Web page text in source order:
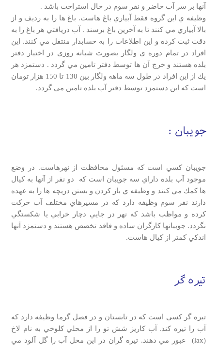
آنها بر سر آب حاضر و نفر سوم در حال استراحت باشد .
وظيفه ي اين گروه فقط آبياري باغ هاست. باغ ها را به رديف و از
بالا آبياري مي كنند تا به آخرين باغ برسند . آب دريافتي هر باغ را به
دقت ثبت كرده و اين اطلاعات را به حسابدار منتقل مي كنند. اين
افراد در تمام دوره ي ولگار بصورت شبانه روزي در اختيار دفتر
بلده هستند و خرج آن ها توسط دفتر تامين مي گردد . دستمزد هر
يك از اين افراد در طول سه ماهه ولگار بين 130 تا 150 هزار تومان
است كه اين دستمزد توسط دفتر آب بلده تامين مي گردد.
جويبان :
جويبان كسي است كه مسئول محافظت از نهرهاست. در وضع
موجود آب بلده داراي سه جويبان است كه دو نفر از آنها به كيال
ها كمك مي كنند و وظيفه ي باز كردن و بستن دريچه ها را به عهده
دارند نفر سوم وظيفه دارد كه در مسيرهاي مختلف آب حركت
كرده و مواظب باشد كه نهر در جايي دچار خرابي يا شكستگي
نگردد. جويبانها كارگران ساده و فاقد تخصص هستند و دستمزد آنها
اندكي كمتر از كيال هاست.
تيره گر
تيره گر كسي است كه در تابستان و در فصل گرما وظيفه دارد كه
آب را تيره كند. آب كاريز شش تو را از محلي كلوخي به نام لاخ
(lax) عبور مي دهند. تيره گران در اين محل آب را گل آلود مي